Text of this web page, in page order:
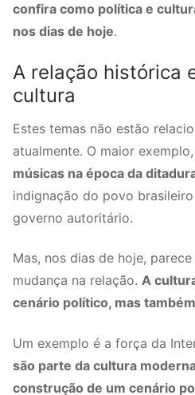
confira como política e
nos dias de hoje.
A relação histórica
cultura
Estes temas não estão
atualmente. O maior
músicas na época da
indignação do povo
governo autoritário.
Mas, nos dias de hoje,
mudança na relação. A
cenário político, mas
Um exemplo é a força da
são parte da cultura
construção de um cenário